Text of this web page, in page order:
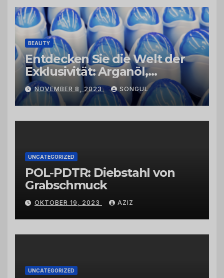
BEAUTY
Entdecken Sie die Welt der
Exklusivität: Arganöl,
Kaktusfeigenkernöl und
Schwarzkümmelöl von
vertrauenswürdigen
Großhändlern und Anbietern
NOVEMBER 8, 2023 SONGUL
UNCATEGORIZED
POL-PDTR: Diebstahl von
Grabschmuck
OKTOBER 19, 2023 AZIZ
UNCATEGORIZED